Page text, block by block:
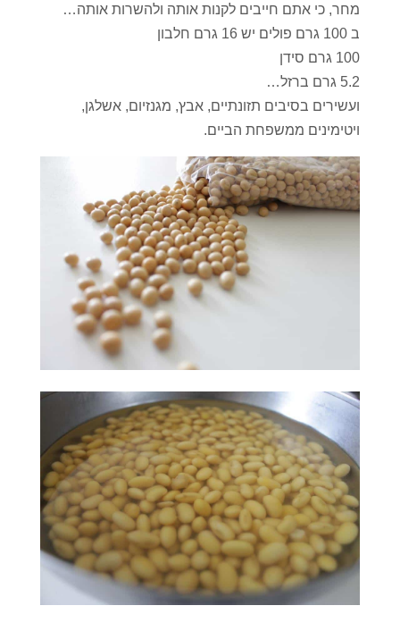
מחר, כי אתם חייבים לקנות אותה ולהשרות אותה…
ב 100 גרם פולים יש 16 גרם חלבון
100 גרם סידן
5.2 גרם ברזל…
ועשירים בסיבים תזונתיים, אבץ, מגנזיום, אשלגן,
ויטימינים ממשפחת הביים.